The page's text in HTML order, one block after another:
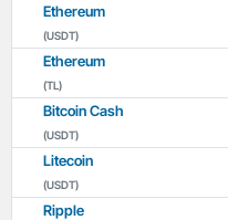
Ethereum
(USDT)
Ethereum
(TL)
Bitcoin Cash
(USDT)
Litecoin
(USDT)
Ripple